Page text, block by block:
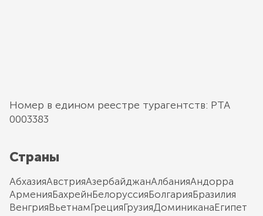
Номер в едином реестре турагентств: РТА
0003383
Страны
АбхазияАвстрияАзербайджанАлбанияАндорра
АрменияБахрейнБелоруссияБолгарияБразилия
ВенгрияВьетнамГрецияГрузияДоминиканаЕгипет